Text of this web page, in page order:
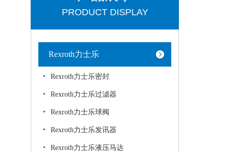
PRODUCT DISPLAY
Rexroth力士乐
Rexroth力士乐密封
Rexroth力士乐过滤器
Rexroth力士乐球阀
Rexroth力士乐发讯器
Rexroth力士乐液压马达